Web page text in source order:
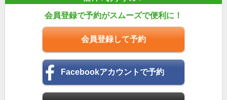
会員登録で予約がスムーズで便利に！
会員登録して予約
Facebookアカウントで予約